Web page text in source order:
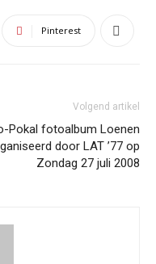
Pinterest
Volgend artikel
Pokal fotoalbum Loenen
door LAT ’77 op
Zondag 27 juli 2008